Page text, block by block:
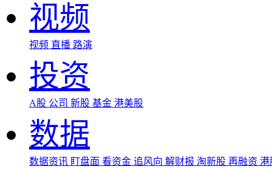
视频
视频 直播 路演
投资
A股 公司 新股 基金 港美股
数据
数据资讯 盯盘面 看资金 追风向 解财报 淘新股 再融资